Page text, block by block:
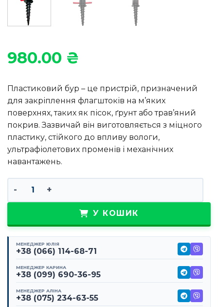
980.00 ₴
Пластиковий бур – це пристрій, призначений
для закріплення флагштоків на м’яких
поверхнях, таких як пісок, ґрунт або трав’яний
покрив. Зазвичай він виготовляється з міцного
пластику, стійкого до впливу вологи,
ультрафіолетових променів і механічних
навантажень.
У КОШИК
МЕНЕДЖЕР ЮЛІЯ
+38 (066) 114-68-71
МЕНЕДЖЕР КАРИНА
+38 (099) 690-36-95
МЕНЕДЖЕР АЛІНА
+38 (075) 234-63-55